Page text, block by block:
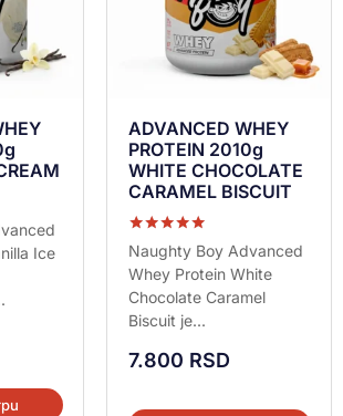
Ice
ADVANCED WHEY
PROTEIN 2010g
WHITE CHOCOLATE
CARAMEL BISCUIT
Ocenjeno sa
5.00
od 5
Naughty Boy Advanced
Whey Protein White
Chocolate Caramel
Biscuit je...
7.800 RSD